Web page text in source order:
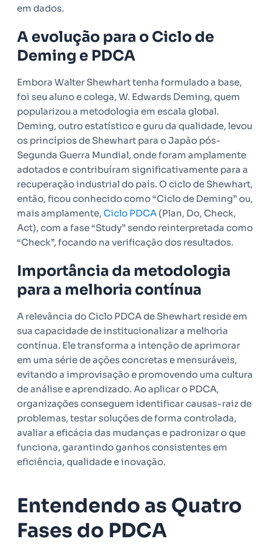
em dados.
A evolução para o Ciclo de
Deming e PDCA
Embora Walter Shewhart tenha formulado a base,
foi seu aluno e colega, W. Edwards Deming, quem
popularizou a metodologia em escala global.
Deming, outro estatístico e guru da qualidade, levou
os princípios de Shewhart para o Japão pós-
Segunda Guerra Mundial, onde foram amplamente
adotados e contribuíram significativamente para a
recuperação industrial do país. O ciclo de Shewhart,
então, ficou conhecido como “Ciclo de Deming” ou,
mais amplamente, Ciclo PDCA (Plan, Do, Check,
Act), com a fase “Study” sendo reinterpretada como
“Check”, focando na verificação dos resultados.
Importância da metodologia
para a melhoria contínua
A relevância do Ciclo PDCA de Shewhart reside em
sua capacidade de institucionalizar a melhoria
contínua. Ele transforma a intenção de aprimorar
em uma série de ações concretas e mensuráveis,
evitando a improvisação e promovendo uma cultura
de análise e aprendizado. Ao aplicar o PDCA,
organizações conseguem identificar causas-raiz de
problemas, testar soluções de forma controlada,
avaliar a eficácia das mudanças e padronizar o que
funciona, garantindo ganhos consistentes em
eficiência, qualidade e inovação.
Entendendo as Quatro
Fases do PDCA